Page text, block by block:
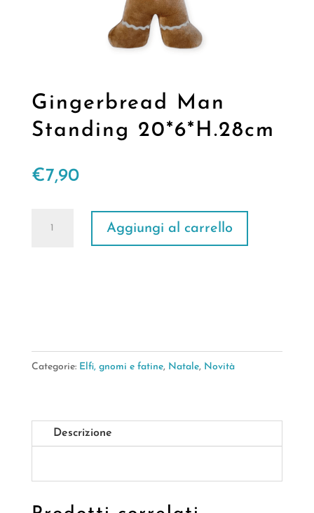
Gingerbread Man
Standing 20*6*H.28cm
€7,90
Aggiungi al carrello
Categorie: Elfi, gnomi e fatine, Natale, Novità
Descrizione